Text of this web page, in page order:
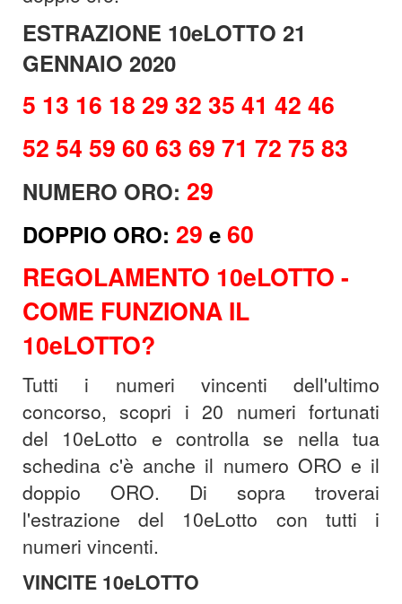
ESTRAZIONE 10eLOTTO 21
GENNAIO 2020
5 13 16 18 29 32 35 41 42 46
52 54 59 60 63 69 71 72 75 83
NUMERO ORO: 29
DOPPIO ORO: 29 e 60
REGOLAMENTO 10eLOTTO -
COME FUNZIONA IL
10eLOTTO?
Tutti i numeri vincenti dell'ultimo
concorso, scopri i 20 numeri fortunati
del 10eLotto e controlla se nella tua
schedina c'è anche il numero ORO e il
doppio ORO. Di sopra troverai
l'estrazione del 10eLotto con tutti i
numeri vincenti.
VINCITE 10eLOTTO